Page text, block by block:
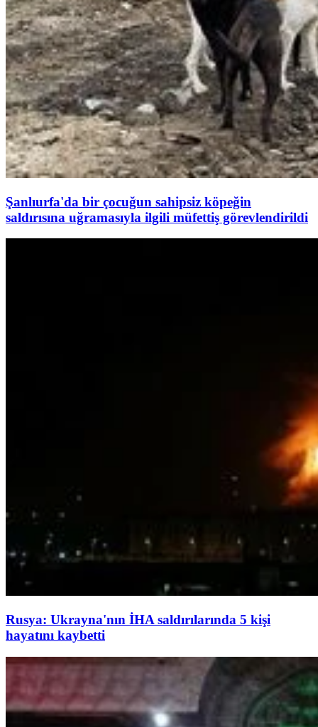
Şanlıurfa'da bir çocuğun sahipsiz köpeğin
saldırısına uğramasıyla ilgili müfettiş görevlendirildi
Rusya: Ukrayna'nın İHA saldırılarında 5 kişi
hayatını kaybetti